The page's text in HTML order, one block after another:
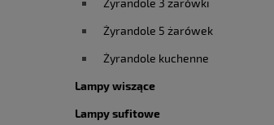
Żyrandole 3 żarówki
Żyrandole 5 żarówek
Żyrandole kuchenne
Lampy wiszące
Lampy sufitowe